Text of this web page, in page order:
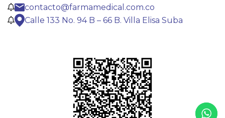
contacto@farmamedical.com.co
Calle 133 No. 94 B – 66 B. Villa Elisa Suba